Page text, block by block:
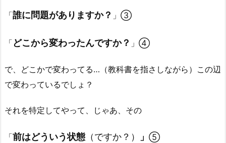
「誰に問題がありますか？ 」③
「どこから変わったんですか？ 」④
で、どこかで変わってる…（教科書を指さしながら）この辺
で変わっているでしょ？
それを特定してやって、じゃあ、その
「前はどういう状態 （ですか？） 」 ⑤